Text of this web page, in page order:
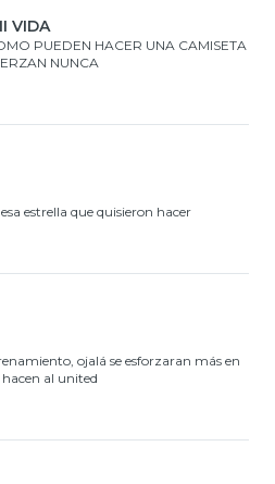
VIDA
PUEDEN HACER UNA CAMISETA
NUNCA
estrella que quisieron hacer
ojalá se esforzaran más en
al united